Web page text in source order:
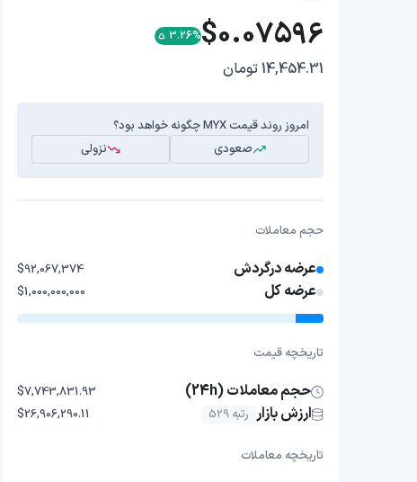
$0.07596
3.26%
14,454.31 تومان
امروز روند قیمت MYX چگونه خواهد بود؟
صعودی
نزولی
حجم معاملات
عرضه درگردش $92,067,374
عرضه کل $1,000,000,000
تاریخچه قیمت
حجم معاملات (24h) $7,743,831.93
ارزش بازار رتبه 529 $26,906,290.11
تاریخچه معاملات